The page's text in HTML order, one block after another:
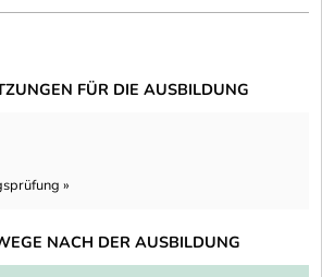
FÜR DIE AUSBILDUNG
»
NACH DER AUSBILDUNG